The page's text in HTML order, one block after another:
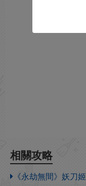
相關攻略
《永劫無間》妖刀